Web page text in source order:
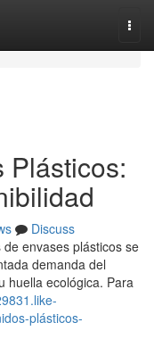
Plásticos:
Discuss
envases plásticos se
demanda del
huella ecológica. Para
plásticos-